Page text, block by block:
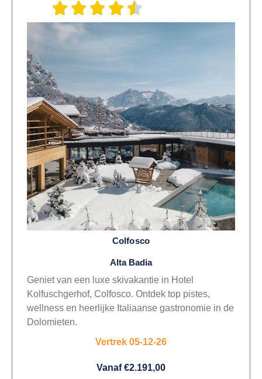
Colfosco
Alta Badia
Geniet van een luxe skivakantie in Hotel
Kolfuschgerhof, Colfosco. Ontdek top pistes,
wellness en heerlijke Italiaanse gastronomie in de
Dolomieten.
Vertrek 05-12-26
Vanaf €2.191,00